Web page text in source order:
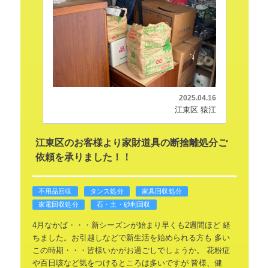
2025.04.16
江東区 猿江
江東区のお客様より家財道具の断捨離処分ご
依頼を承りました！！
不用品回収 タンス処分
家具回収処分
家電回収処分
石・土・砂利回収
4月なかば・・・新シーズンが始まり早くも2週間ほど経
ちました。お引越しなどで新生活を始められる方も 多い
この時期・・・皆様いかがお過ごしでしょうか。
花粉症
や百日咳など気をつけるところは多いですが皆様、健